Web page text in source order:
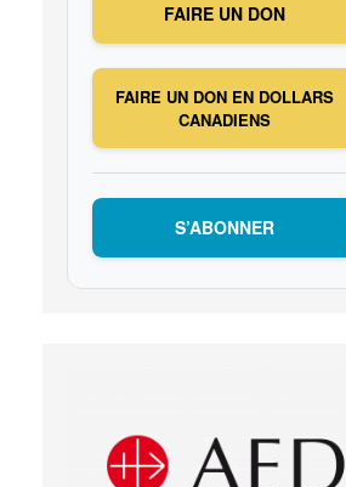
FAIRE UN DON
FAIRE UN DON EN DOLLARS
CANADIENS
S’ABONNER